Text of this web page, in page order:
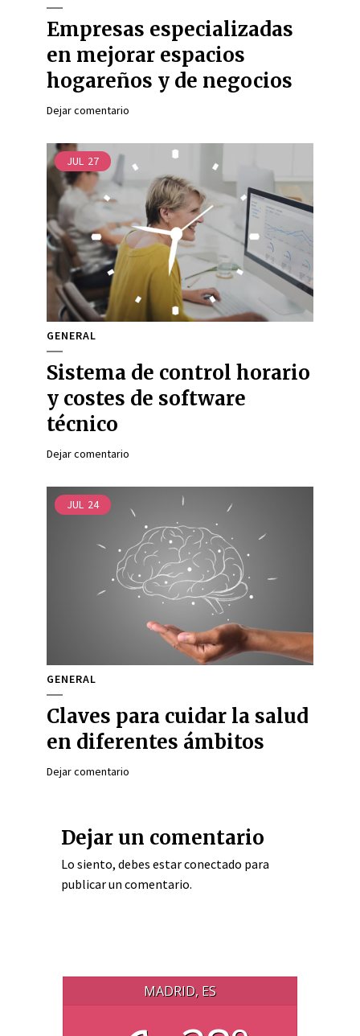
Empresas especializadas
en mejorar espacios
hogareños y de negocios
Dejar comentario
JUL 27
GENERAL
Sistema de control horario
y costes de software
técnico
Dejar comentario
JUL 24
GENERAL
Claves para cuidar la salud
en diferentes ámbitos
Dejar comentario
Dejar un comentario
Lo siento, debes estarconectado para
publicar un comentario.
MADRID, ES